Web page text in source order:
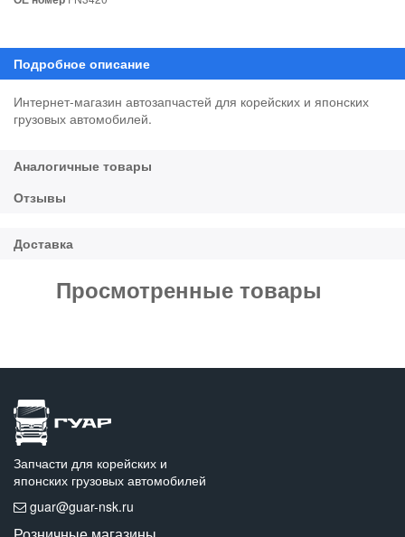
Интернет-магазин автозапчастей для корейских и японских
грузовых автомобилей.
Просмотренные товары
Запчасти для корейских и
японских грузовых автомобилей
guar@guar-nsk.ru